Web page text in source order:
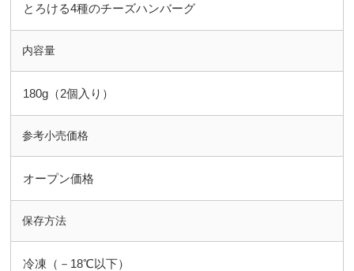
とろける4種のチーズハンバーグ
内容量
180g（2個入り）
参考小売価格
オープン価格
保存方法
冷凍（－18℃以下）